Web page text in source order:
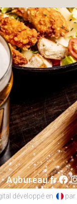
Aubureau.fr
développé en par